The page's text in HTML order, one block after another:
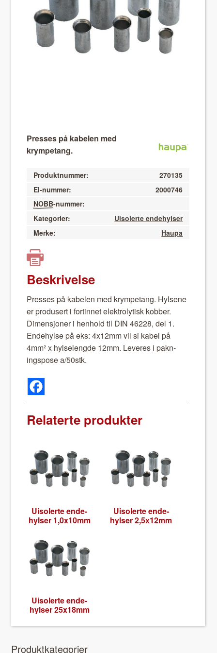
About VIX
Presses på kabelen med
krympetang.
Produktnummer:
270135
El-nummer:
2000746
NOBB-nummer:
Kategorier:
Uisolerte endehylser
Merke:
Haupa
Beskrivelse
Press­es på kabe­len med krym­petang. Hylsene
er pro­dusert i fortin­net elek­trolytisk kob­ber.
Dimen­sjon­er i hen­hold til DIN 46228, del 1.
Ende­hylse på eks: 4x12mm vil si kabel på
4mm² x hylse­lengde 12mm. Leveres i pakn­
ingspose a/50stk.
Relaterte produkter
Uisol­erte ende­
hylser 1,0x10mm
Uisol­erte ende­
hylser 2,5x12mm
Uisol­erte ende­
hylser 25x18mm
Pro­duk­tkat­e­gori­er